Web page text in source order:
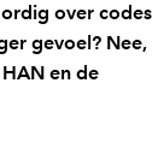
over codes
gevoel? Nee,
en de